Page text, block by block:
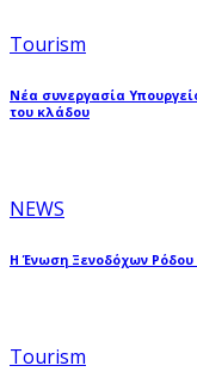
Tourism
Νέα συνεργασία
του κλάδου
NEWS
Η Ένωση Ξενοδόχων Ρόδου
Tourism